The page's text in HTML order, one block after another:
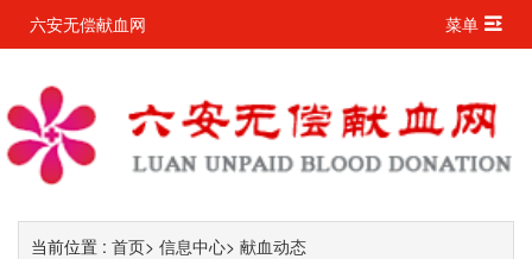
六安无偿献血网 菜单
当前位置 : 首页> 信息中心> 献血动态